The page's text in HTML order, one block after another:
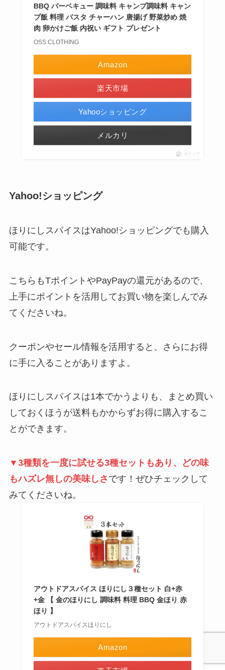
BBQ バーベキュー 調味料 キャンプ調味料 キャン
プ飯 料理 パスタ チャーハン 唐揚げ 野菜炒め 焼
肉 卵かけご飯 内祝い ギフト プレゼント
OSS CLOTHING
Amazon
楽天市場
Yahooショッピング
メルカリ
ポチップ
Yahoo!ショッピング
ほりにしスパイスはYahoo!ショッピングでも購入
可能です。
こちらもTポイントやPayPayの還元があるので、
上手にポイントを活用してお買い物を楽しんでみ
てくださいね。
クーポンやセール情報を活用すると、さらにお得
に手に入ることがありますよ。
ほりにしスパイスは1本でかうよりも、まとめ買い
しておくほうが送料もかからずお得に購入するこ
とができます。
▼3種類を一度に試せる3種セットもあり、どの味
もハズレ無しの美味しさ です！ぜひチェックして
みてくださいね。
アウトドアスパイス ほりにし３種セット 白+赤
+金 【 金のほりにし 調味料 料理 BBQ 金ほり 赤
ほり 】
アウトドアスパイスほりにし
Amazon